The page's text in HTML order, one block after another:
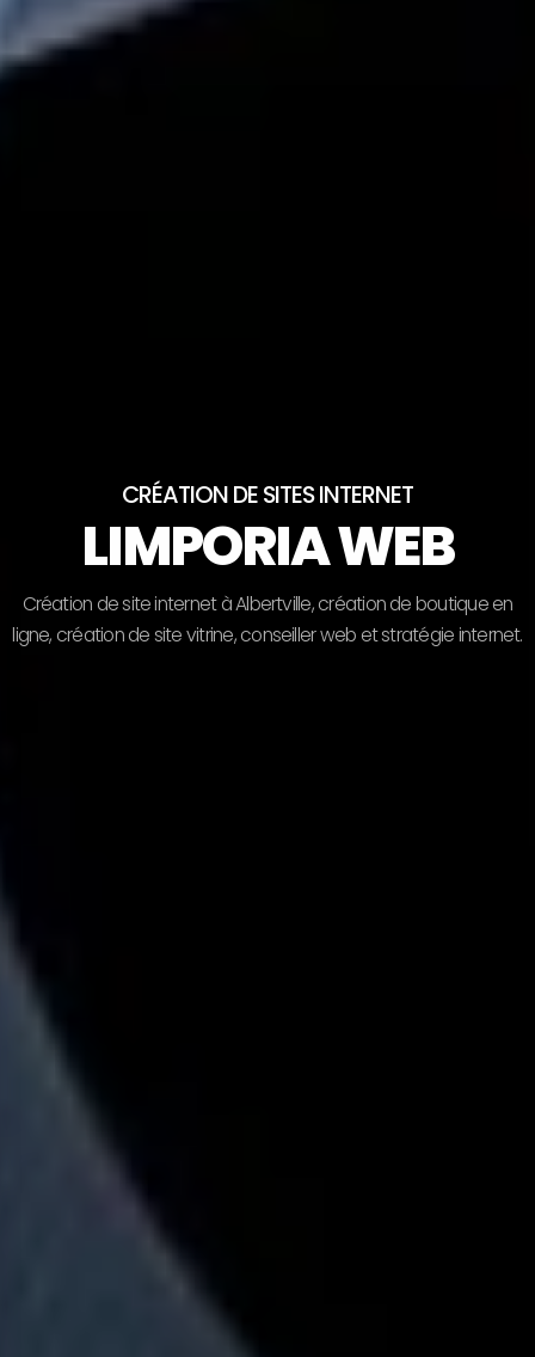
CRÉATION DE SITES INTERNET
LIMPORIA WEB
Création desiteinternet àAlbertville,créationdeboutique en
ligne, créationdesitevitrine, conseillerweb etstratégieinternet.